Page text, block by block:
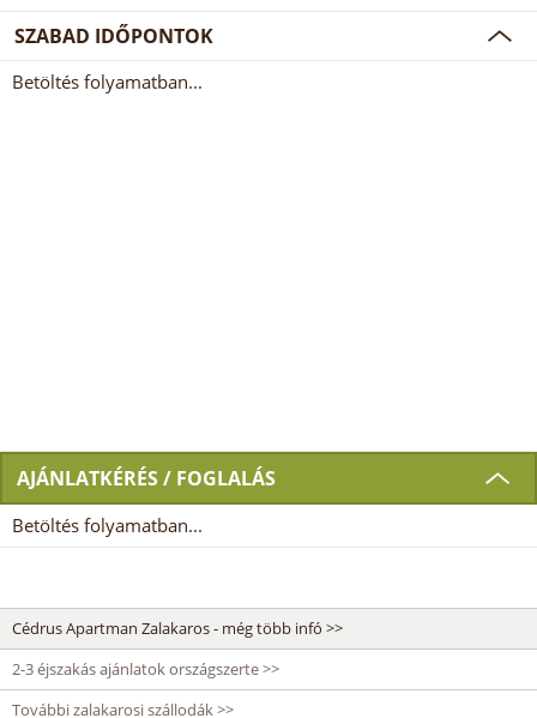
SZABAD IDŐPONTOK
Betöltés folyamatban...
AJÁNLATKÉRÉS / FOGLALÁS
Betöltés folyamatban...
Cédrus Apartman Zalakaros - még több infó >>
2-3 éjszakás ajánlatok országszerte >>
További zalakarosi szállodák >>